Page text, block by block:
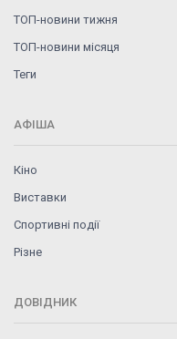
ТОП-новини тижня
ТОП-новини місяця
Теги
АФІША
Кіно
Виставки
Спортивні події
Різне
ДОВІДНИК